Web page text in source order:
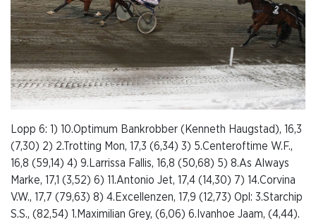
Lopp 6: 1) 10.Optimum Bankrobber (Kenneth Haugstad), 16,3
(7,30) 2) 2.Trotting Mon, 17,3 (6,34) 3) 5.Centeroftime W.F.,
16,8 (59,14) 4) 9.Larrissa Fallis, 16,8 (50,68) 5) 8.As Always
Marke, 17,1 (3,52) 6) 11.Antonio Jet, 17,4 (14,30) 7) 14.Corvina
V.W., 17,7 (79,63) 8) 4.Excellenzen, 17,9 (12,73) Opl: 3.Starchip
S.S., (82,54) 1.Maximilian Grey, (6,06) 6.Ivanhoe Jaam, (4,44).